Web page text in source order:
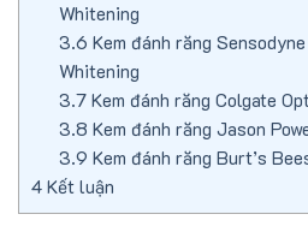
Whitening
3.6 Kem đánh răng
Whitening
3.7Kem đánh răng Colgate
3.8 Kem đánh răng Jason
3.9 Kem đánh răng Burt’s
4 Kết luận